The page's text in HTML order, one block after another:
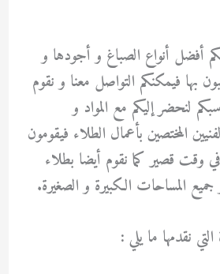
أفضل أنواع الصباغ و أجودها و
بها فيمكنكم التواصل معنا و نقوم
لنحضر إليكم مع المواد و
المختصين بأعمال الطلاء فيقومون
في وقت قصير كما نقوم أيضا بطلاء
المساحات الكبيرة و الصغيرة.
نقدمها ما يلي :